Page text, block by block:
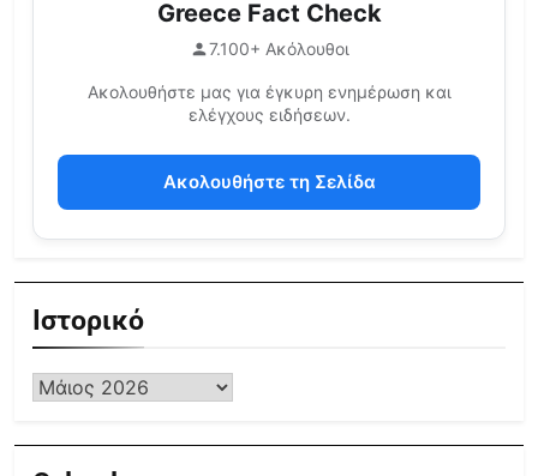
Greece Fact Check
7.100+ Ακόλουθοι
Ακολουθήστε μας για έγκυρη ενημέρωση και
ελέγχους ειδήσεων.
Ακολουθήστε τη Σελίδα
Ιστορικό